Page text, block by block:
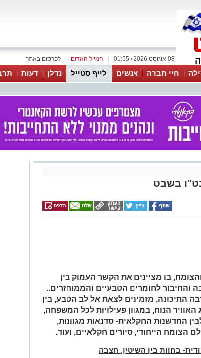
לפרסום באתר המייל האדום 08 אוגוסט 2026 / 01:55
חיי חברה אנשים לייף סטייל נדלן דעות
בשבט
בו מציינים את הקשר העמוק בין
לחומרים הטבעיים והממוחזרים..
התיכונה, מזמינים לצאת אל לב הטבע, בין
הנוח, במגוון פעילויות לכל המשפחה,
החדשנות החקלאית- סדנאות מגוונות,
הצומח הייחודי, סיורים חקלאיים, ועוד.
בחוות בין השיטין, חצבה